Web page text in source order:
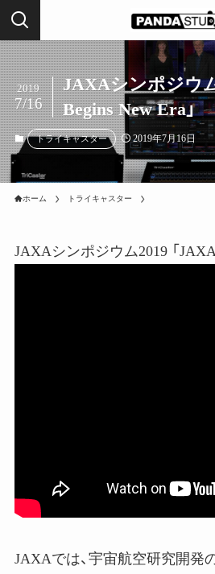
JAXAシンポジウ
Begins New Era」
2019
7/16
トライキャスター 2019年7月16日
ホーム トライキャスター
JAXAシンポジウム2019 「JAXA
JAXAでは、宇宙航空研究開発